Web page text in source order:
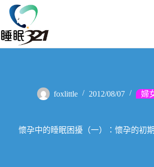
foxlittle 2012/08/07 婦
懷孕中的睡眠困擾（一）：懷孕的初